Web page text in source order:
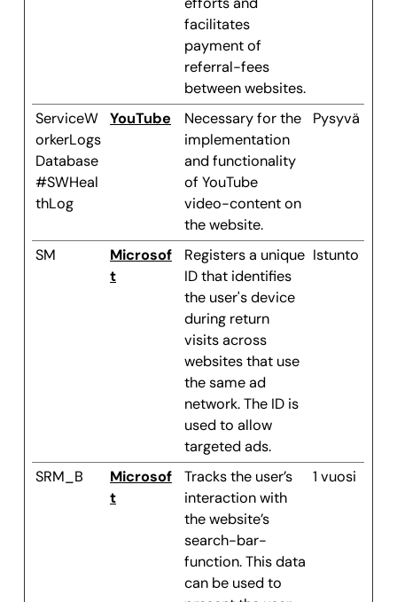
facilitates
payment of
referral-fees
between websites.
ServiceW
orkerLogs
Database
#SWHeal
thLog
YouTube
Necessary for the
implementation
and functionality
of YouTube
video-content on
the website.
Pysyvä
SM
Microsof
t
Registers a unique
ID that identifies
the user's device
during return
visits across
websites that use
the same ad
network. The ID is
used to allow
targeted ads.
Istunto
SRM_B
Microsof
t
Tracks the user’s
interaction with
the website’s
search-bar-
function. This data
can be used to
1 vuosi